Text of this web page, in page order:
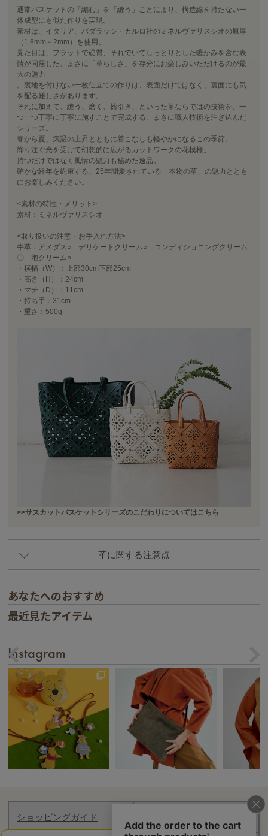
通常バスケットの「編む」を「縫う」ことにより、構造線を持たない一
体成型にも似た作りを実現。
素材は、イタリア、バダラッシ・カルロ社のミネルヴァリスシオの原厚
（1.8mm～2mm）を使用。
見た目は、フラットで硬質、それでいてしっとりとした暖かみを含む表
情が同居した、まさに「革らしさ」を存分にお楽しみいただけるのが最
大の魅力
。裏地を付けない一枚仕立ての作りは、表面だけではなく、裏面にも気
を配る難しさがあります。
それに加えて、縫う、磨く、捻引き、といった革ならではの技術を、一
つ一つ丁寧に丁寧に施すことで完成する、まさに職人技術を注ぎ込んだ
シリーズ。
春から夏、気温の上昇とともに着こなしも軽やかになるこの季節。
降り注ぐ光を受けて幻想的に広がるカットワークの花模様。
持つだけではなく風情の魅力も秘めた逸品。
確かな経年を約束する、25年間愛されている「本物の革」の魅力ととも
にお楽しみください。
<素材の特性・メリット>
素材：ミネルヴァリスシオ
<取り扱いの注意・お手入れ方法>
牛革：アメダス○ デリケートクリーム○ コンディショニングクリーム
〇 泡クリーム○
・横幅（W）：上部30cm下部25cm
・高さ（H）：24cm
・マチ（D）：11cm
・持ち手：31cm
・重さ：500g
>>サスカットバスケットシリーズのこだわりについてはこちら
革に関する注意点
あなたへのおすすめ
最近見たアイテム
Instagram
ショッピングガイド